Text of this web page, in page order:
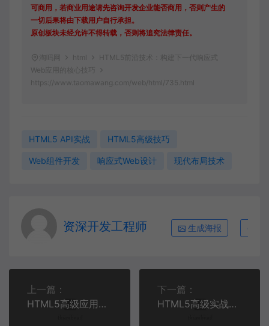
可商用，若商业用途请先咨询开发企业能否商用，否则产生的
一切后果将由下载用户自行承担。
原创板块未经允许不得转载，否则将追究法律责任。
淘吗网 html
HTML5前沿技术：构建下一代响应式
Web应用的核心技巧
https://www.taomawang.com/web/html/735.html
HTML5 API实战 HTML5高级技巧
Web组件开发 响应式Web设计 现代布局技术
资深开发工程师 生成海报
上一篇：
HTML5高级应用实战：构建现代化Web组件库
下一篇：
HTML5高级实战：构建现代化Web应用的10个核心技术